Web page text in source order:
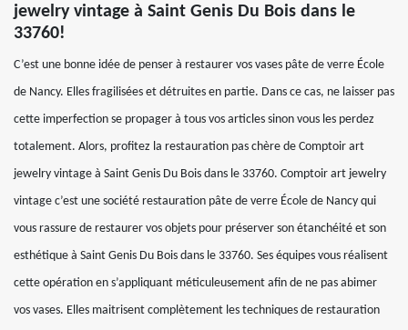
jewelry vintage à Saint Genis Du Bois dans le
33760!
C’est une bonne idée de penser à restaurer vos vases pâte de verre École
de Nancy. Elles fragilisées et détruites en partie. Dans ce cas, ne laisser pas
cette imperfection se propager à tous vos articles sinon vous les perdez
totalement. Alors, profitez la restauration pas chère de Comptoir art
jewelry vintage à Saint Genis Du Bois dans le 33760. Comptoir art jewelry
vintage c’est une société restauration pâte de verre École de Nancy qui
vous rassure de restaurer vos objets pour préserver son étanchéité et son
esthétique à Saint Genis Du Bois dans le 33760. Ses équipes vous réalisent
cette opération en s’appliquant méticuleusement afin de ne pas abimer
vos vases. Elles maitrisent complètement les techniques de restauration